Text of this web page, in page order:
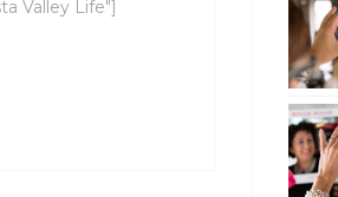
Valley Life"]